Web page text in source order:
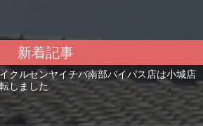
新着記事
クルセンヤイチバ南部バイパス店は小城店
しました